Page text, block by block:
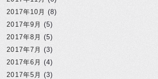
2017年10月 (8)
2017年9月 (5)
2017年8月 (5)
2017年7月 (3)
2017年6月 (4)
2017年5月 (3)